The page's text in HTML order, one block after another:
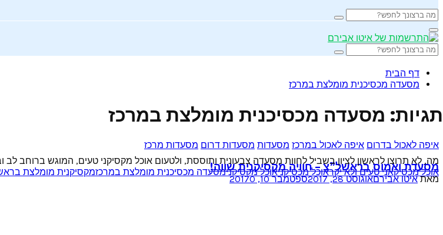
Search
for:
Search
Primary
Menu
Search
for:
Search
דף הבית
מסעדה מכסיכנית מומלצת במרכז
תגיות: מסעדה מכסיכנית מומלצת במרכז
איפה לאכול בדרום איפה לאכול במרכז מסעדות מסעדות דרום מסעדות מרכז
מסעדת ואמוס בראשל”צ – חוויה מקסיקנית שווה!
מאתאיטו אבירםאוגוסט 28, 2017 ספטמבר 10, 2017 0
מה, לא תרוצו לראשון לציון בשביל לחוות מסעדה צבעונית ותוססת, ולטעום אוכל מקסיקני טעים, המוגש ברוחב
אוכל מכסיקאני טעים ולא יקראוכל מכסיקניאוכל מקסיקנימסעדה מכסיכנית מומלצת במרכזמקסיקנית מומלצת